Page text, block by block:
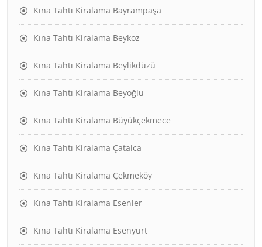
Kına Tahtı Kiralama Bayrampaşa
Kına Tahtı Kiralama Beykoz
Kına Tahtı Kiralama Beylikdüzü
Kına Tahtı Kiralama Beyoğlu
Kına Tahtı Kiralama Büyükçekmece
Kına Tahtı Kiralama Çatalca
Kına Tahtı Kiralama Çekmeköy
Kına Tahtı Kiralama Esenler
Kına Tahtı Kiralama Esenyurt